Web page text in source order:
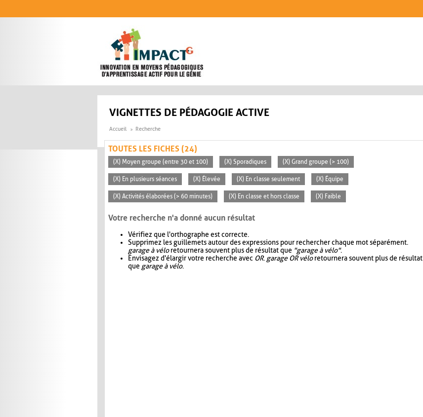
VIGNETTES DE PÉDAGOGIE ACTIVE
Accueil Recherche
TOUTES LES FICHES (24)
(X) Moyen groupe (entre 30 et 100) (X) Sporadiques (X) Grand groupe (> 100)
(X) En plusieurs séances (X) Élevée (X) En classe seulement (X) Équipe
(X) Activités élaborées (> 60 minutes) (X) En classe et hors classe (X) Faible
Votre recherche n'a donné aucun résultat
Vérifiez que l'orthographe est correcte.
Supprimez les guillemets autour des expressions pour rechercher chaque mot séparément.
garage à véloretournera souvent plus de résultat que "garage à vélo".
Envisagez d'élargir votre recherche avec OR. garage OR véloretournera souvent plus de résultat
que garage à vélo.